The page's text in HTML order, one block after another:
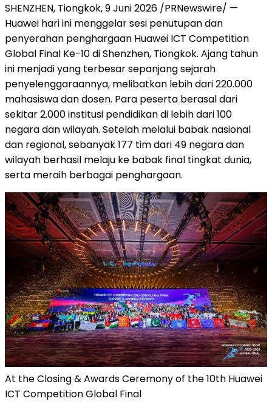
SHENZHEN, Tiongkok, 9 Juni 2026 /PRNewswire/ —
Huawei hari ini menggelar sesi penutupan dan
penyerahan penghargaan Huawei ICT Competition
Global Final Ke-10 di Shenzhen, Tiongkok. Ajang tahun
ini menjadi yang terbesar sepanjang sejarah
penyelenggaraannya, melibatkan lebih dari 220.000
mahasiswa dan dosen. Para peserta berasal dari
sekitar 2.000 institusi pendidikan di lebih dari 100
negara dan wilayah. Setelah melalui babak nasional
dan regional, sebanyak 177 tim dari 49 negara dan
wilayah berhasil melaju ke babak final tingkat dunia,
serta meraih berbagai penghargaan.
At the Closing & Awards Ceremony of the 10th Huawei
ICT Competition Global Final